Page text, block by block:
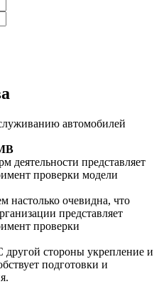
автомобилей
деятельности представляет
проверки модели
настолько очевидна, что
представляет
проверки
другой стороны укрепление и
подготовки и